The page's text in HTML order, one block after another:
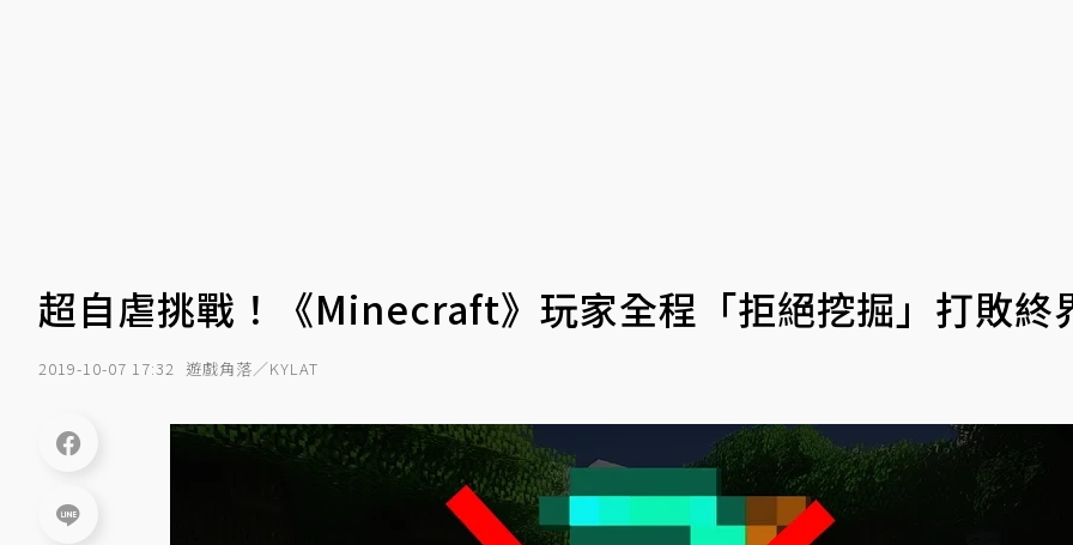
超自虐挑戰！《Minecraft》玩家全程「拒絕挖掘」打敗終
2019-10-07 17:32 遊戲角落／KYLAT